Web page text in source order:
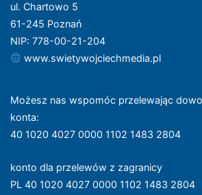
ul. Chartowo 5
61-245 Poznań
NIP: 778-00-21-204
www.swietywojciechmedia.pl
Możesz nas wspomóc przelewając
konta:
40 1020 4027 0000 1102 1483 2804
konto dla przelewów z zagranicy
PL 40 1020 4027 0000 1102 1483 2804